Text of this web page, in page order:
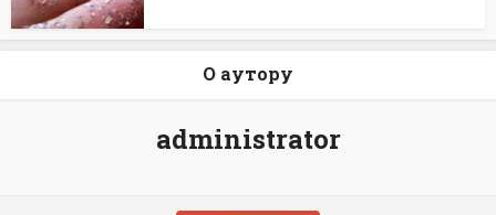
О аутору
administrator